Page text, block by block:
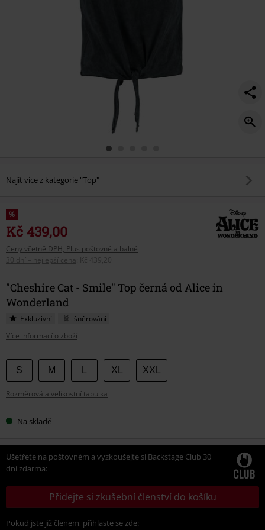
Najít více z kategorie "Top"
%
Kč 439,00
Ceny včetně DPH, Plus poštovné a balné
30 dní – nejlepší cena
Kč 439,20
"Cheshire Cat - Smile" Top černá od Alice in
Wonderland
Exkluzivní
šněrování
Více informací o zboží
Vyberte
si
velikost
S M XL XXL
Rozměrová a velikostní tabulka
Na skladě
Ušetřete na poštovném a vyzkoušejte si Backstage Club 30
dní zdarma:
Přidejte si zkušební členství do košíku
Pokud jste již členem, přihlaste se zde: